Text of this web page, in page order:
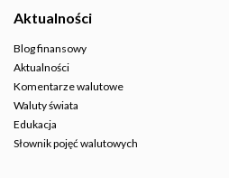
Aktualności
Blog finansowy
Aktualności
Komentarze walutowe
Waluty świata
Edukacja
Słownik pojęć walutowych